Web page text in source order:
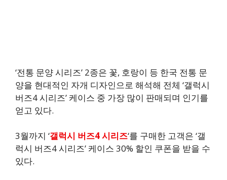
‘전통 문양 시리즈’ 2종은 꽃, 호랑이 등 한국 전통 문
양을 현대적인 자개 디자인으로 해석해 전체 ‘갤럭시
버즈4 시리즈’ 케이스 중 가장 많이 판매되며 인기를
얻고 있다.
3월까지 ‘갤럭시 버즈4 시리즈‘를 구매한 고객은 ‘갤
럭시 버즈4 시리즈’ 케이스 30% 할인 쿠폰을 받을 수
있다.